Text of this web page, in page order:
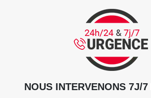
NOUS INTERVENONS 7J/